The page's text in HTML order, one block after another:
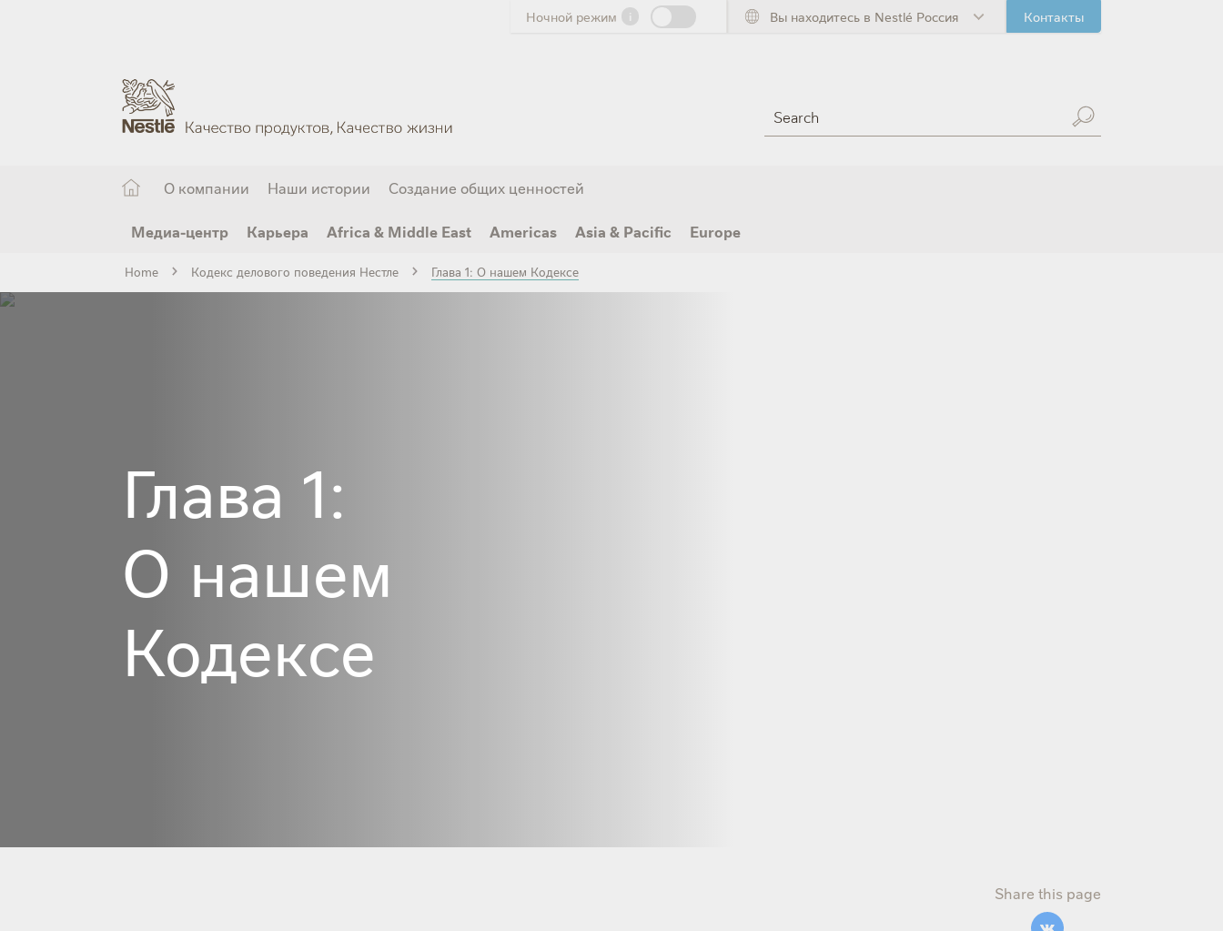
Ночной режим i Вы находитесь в Nestlé Россия Контакты
О компании Наши истории Создание общих ценностей
Медиа-центр Карьера Africa & Middle East Americas Asia & Pacific Europe
Home Кодекс делового поведения Нестле Глава 1: О нашем Кодексе
Глава 1:
О нашем
Кодексе
Share this page